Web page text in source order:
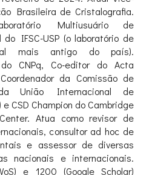
Brasileira de Cristalografia.
Multiusuário de
IFSC-USP (o laboratório de
mais antigo do país).
CNPq, Co-editor do Acta
da Comissão de
União Internacional de
CSD Champion do Cambridge
Atua como revisor de
consultor ad hoc de
e assessor de diversas
nacionais e internacionais.
e 1200 (Google Scholar)